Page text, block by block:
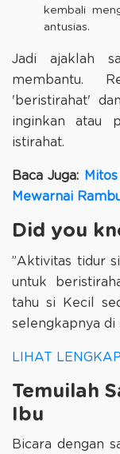
kembali
antusias.
Jadi ajaklah
membantu.
'beristirahat'
inginkan atau
istirahat.
Baca Juga:
Mewarnai
Did you
”Aktivitas tidur
untuk
tahu si Kecil
selengkapnya di
LIHAT LENGKAP
Temuilah
Ibu
Bicara dengan